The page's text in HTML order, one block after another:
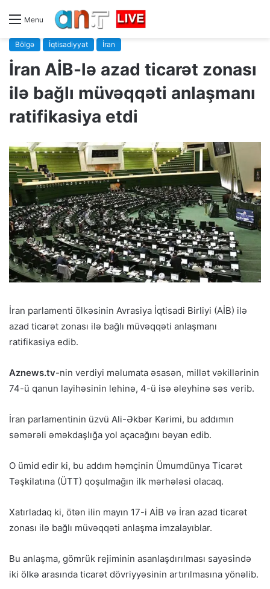
Menu
Bölgə İqtisadiyyat İran
İran AİB-lə azad ticarət zonası
ilə bağlı müvəqqəti anlaşmanı
ratifikasiya etdi
İran parlamenti ölkəsinin Avrasiya İqtisadi Birliyi (AİB) ilə
azad ticarət zonası ilə bağlı müvəqqəti anlaşmanı
ratifikasiya edib.
Aznews.tv-nin verdiyi məlumata əsasən, millət vəkillərinin
74-ü qanun layihəsinin lehinə, 4-ü isə əleyhinə səs verib.
İran parlamentinin üzvü Ali-Əkbər Kərimi, bu addımın
səmərəli əməkdaşlığa yol açacağını bəyan edib.
O ümid edir ki, bu addım həmçinin Ümumdünya Ticarət
Təşkilatına (ÜTT) qoşulmağın ilk mərhələsi olacaq.
Xatırladaq ki, ötən ilin mayın 17-i AİB və İran azad ticarət
zonası ilə bağlı müvəqqəti anlaşma imzalayıblar.
Bu anlaşma, gömrük rejiminin asanlaşdırılması sayəsində
iki ölkə arasında ticarət dövriyyəsinin artırılmasına yönəlib.